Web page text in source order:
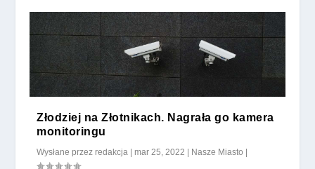
Złodziej na Złotnikach. Nagrała go kamera
monitoringu
Wysłane przezredakcja |mar 25, 2022 Nasze Miasto